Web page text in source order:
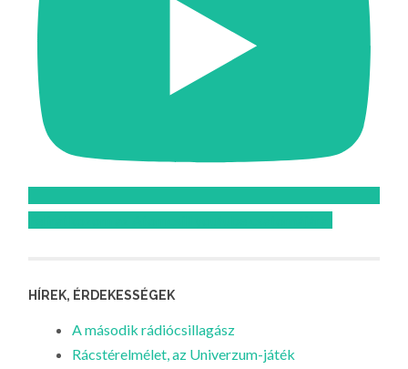
HÍREK, ÉRDEKESSÉGEK
A második rádiócsillagász
Rácstérelmélet, az Univerzum-játék